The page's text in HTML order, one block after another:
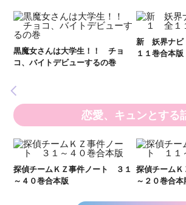
黒魔女さんは大学生！！ チョ
コ、バイトデビューするの巻
新 妖界ナビ
１１巻合本版
恋愛、キュンとする
探偵チームＫＺ事件ノート ３１
～４０巻合本版
探偵チーム
～２０巻合本